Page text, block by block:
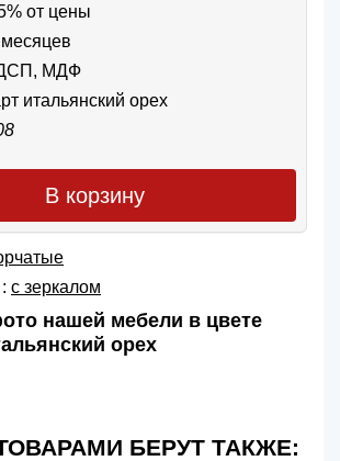
от цены
МДФ
итальянский орех
В корзину
с зеркалом
нашей мебели в цвете
орех
БЕРУТ ТАКЖЕ: